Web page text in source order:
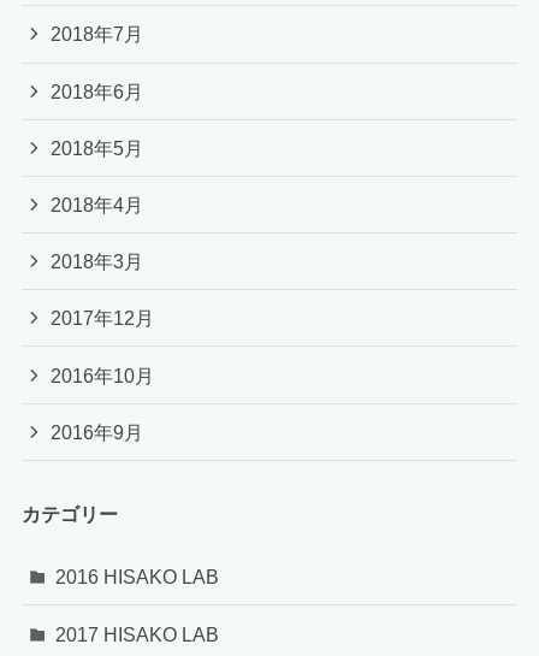
2018年7月
2018年6月
2018年5月
2018年4月
2018年3月
2017年12月
2016年10月
2016年9月
カテゴリー
2016 HISAKO LAB
2017 HISAKO LAB